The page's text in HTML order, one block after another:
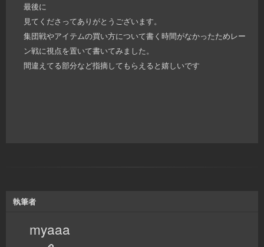
最後に
見てくださってありがとうございます。
集団戦やアイテムの買い方について書く時間がなかったためレー
ン戦に視点を置いて書いてみました。
間違えてる部分など指摘してもらえると嬉しいです
執筆者
myaaa